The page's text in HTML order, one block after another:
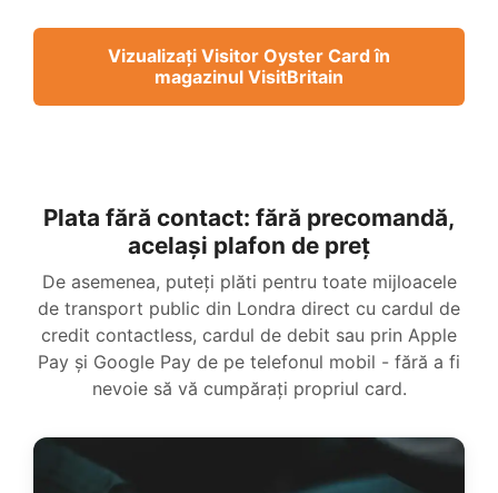
Vizualizați Visitor Oyster Card în
magazinul VisitBritain
Plata fără contact: fără precomandă,
același plafon de preț
De asemenea, puteți plăti pentru toate mijloacele
de transport public din Londra direct cu cardul de
credit contactless, cardul de debit sau prin Apple
Pay și Google Pay de pe telefonul mobil - fără a fi
nevoie să vă cumpărați propriul card.